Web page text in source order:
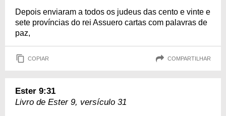
Depois enviaram a todos os judeus das cento e vinte e
sete províncias do rei Assuero cartas com palavras de
paz,
COPIAR COMPARTILHAR
Ester 9:31
Livro de Ester 9, versículo 31